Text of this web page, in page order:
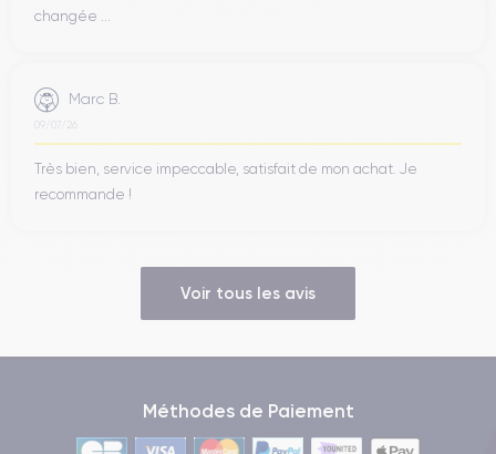
changée ...
Marc B.
09/07/26
Très bien, service impeccable, satisfait de mon achat. Je
recommande !
Voir tous les avis
Méthodes de Paiement